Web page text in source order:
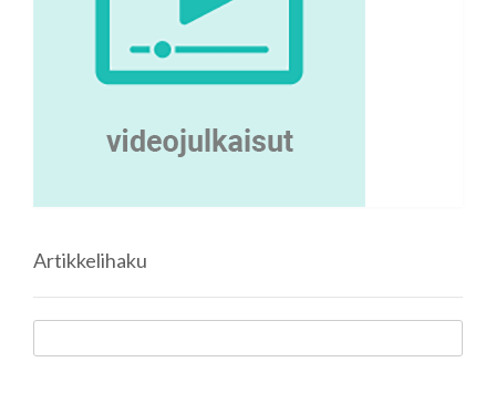
Artikkelihaku